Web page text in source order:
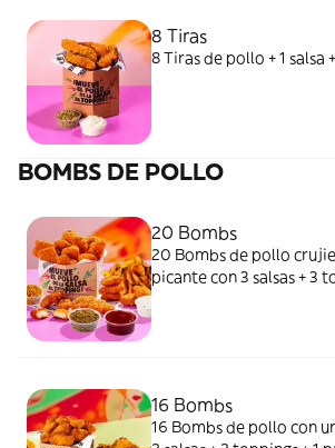
8 Tiras
8 Tiras de pollo + 1 salsa
BOMBS DE POLLO
20 Bombs
20 Bombs de pollo
picante con 3 salsas + 3
16 Bombs
16 Bombs de pollo con